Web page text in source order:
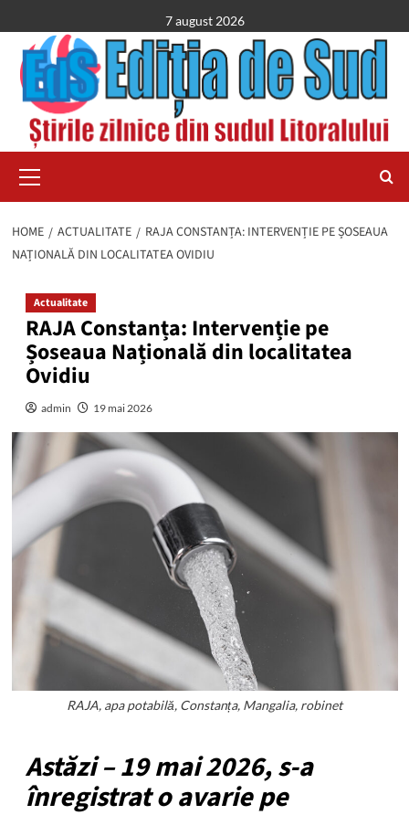
to
content
7 august 2026
Menu
HOME ACTUALITATE
RAJA CONSTANȚA: INTERVENȚIE PE ȘOSEAUA
NAȚIONALĂ DIN LOCALITATEA OVIDIU
Actualitate
RAJA Constanța: Intervenție pe
Șoseaua Națională din localitatea
Ovidiu
admin 19 mai 2026
RAJA, apa potabilă, Constanța, Mangalia, robinet
Astăzi – 19 mai 2026, s-a
înregistrat o avarie pe